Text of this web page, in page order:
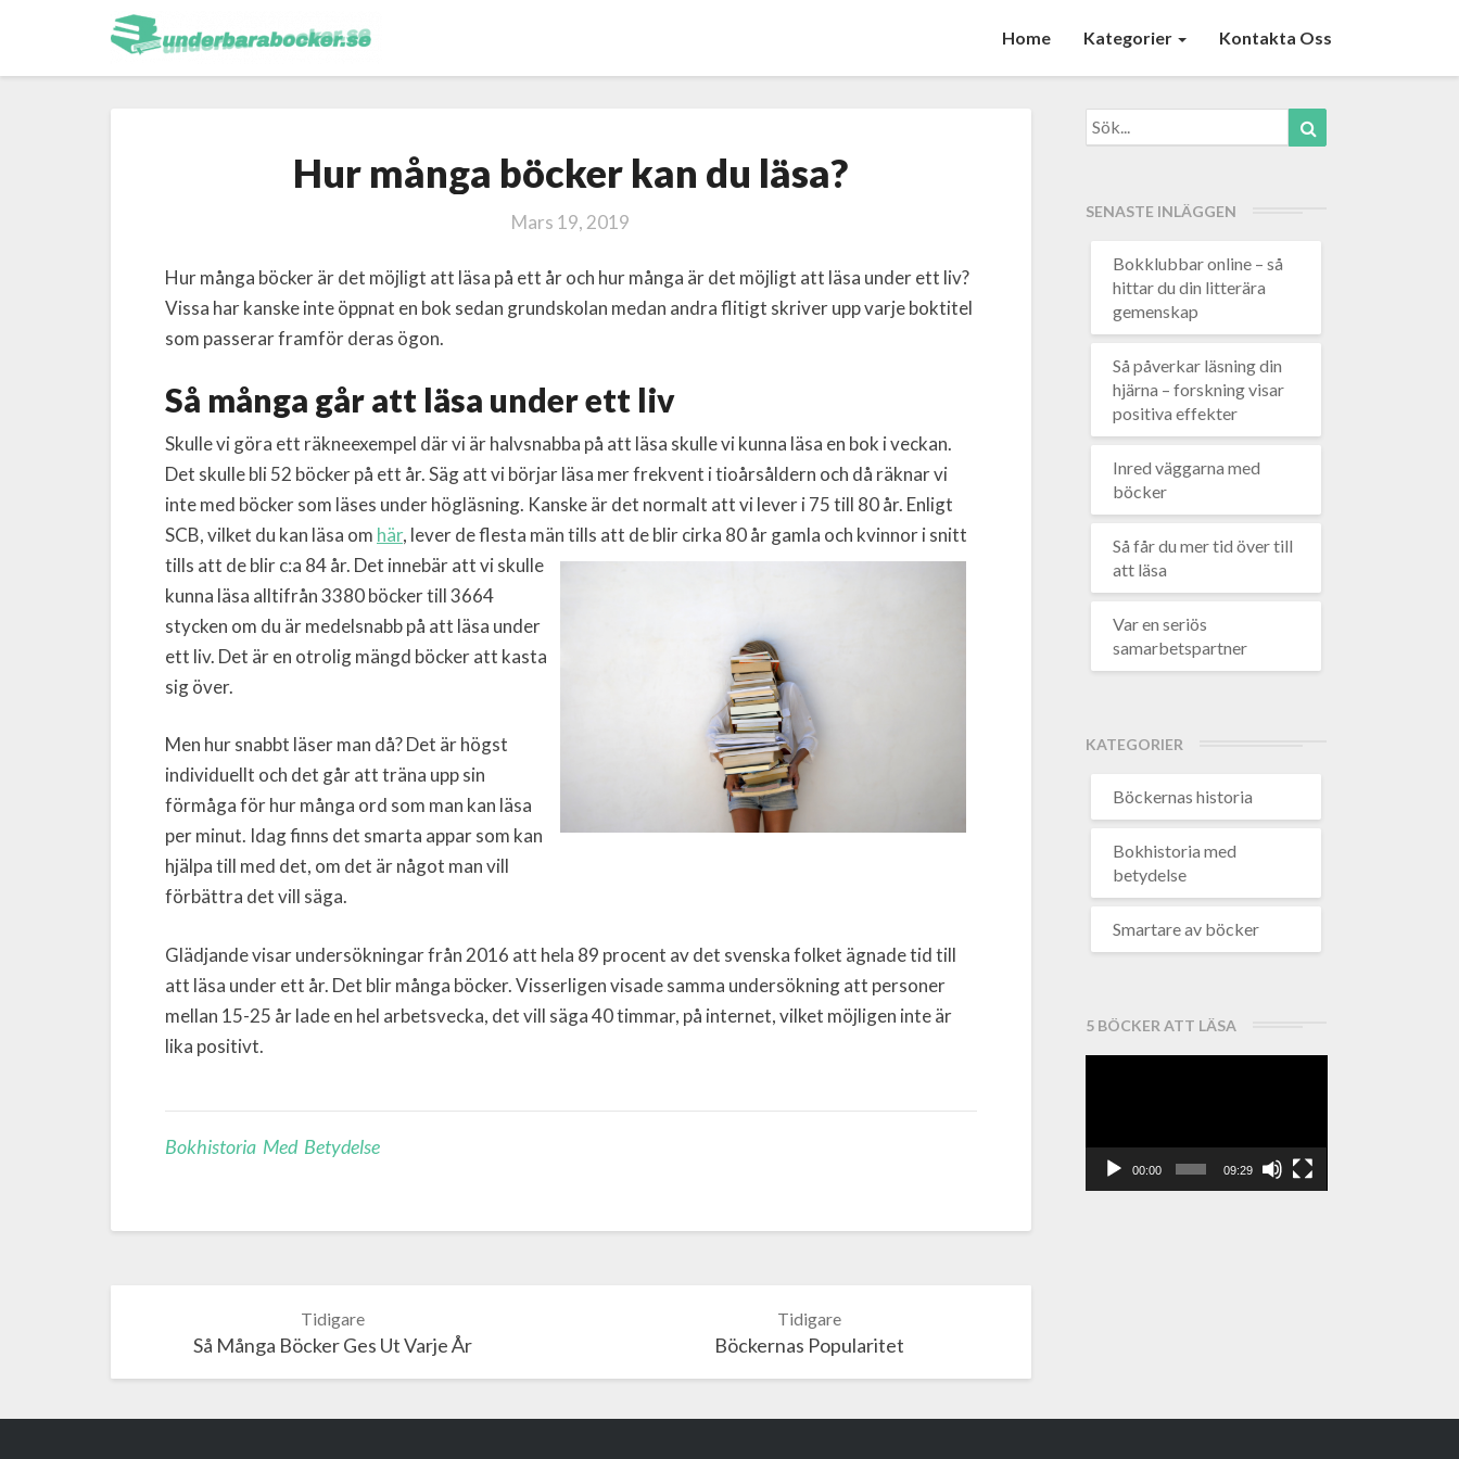
Home Kategorier Kontakta Oss
många
kan
läsa?
Hur många böcker kan du läsa?
Mars 19, 2019
Hur många böcker är det möjligt att läsa på ett år och hur många är det möjligt att läsa under ett liv?
Vissa har kanske inte öppnat en bok sedan grundskolan medan andra flitigt skriver upp varje boktitel
som passerar framför deras ögon.
Så många går att läsa under ett liv
Skulle vi göra ett räkneexempel där vi är halvsnabba på att läsa skulle vi kunna läsa en bok i veckan.
Det skulle bli 52 böcker på ett år. Säg att vi börjar läsa mer frekvent i tioårsåldern och då räknar vi
inte med böcker som läses under högläsning. Kanske är det normalt att vi lever i 75 till 80 år. Enligt
SCB, vilket du kan läsa om här, lever de flesta män tills att de blir cirka 80 år gamla och kvinnor i snitt
tills att de blir c:a 84 år. Det innebär att vi skulle
kunna läsa alltifrån 3380 böcker till 3664
stycken om du är medelsnabb på att läsa under
ett liv. Det är en otrolig mängd böcker att kasta
sig över.
Men hur snabbt läser man då? Det är högst
individuellt och det går att träna upp sin
förmåga för hur många ord som man kan läsa
per minut. Idag finns det smarta appar som kan
hjälpa till med det, om det är något man vill
förbättra det vill säga.
Glädjande visar undersökningar från 2016 att hela 89 procent av det svenska folket ägnade tid till
att läsa under ett år. Det blir många böcker. Visserligen visade samma undersökning att personer
mellan 15-25 år lade en hel arbetsvecka, det vill säga 40 timmar, på internet, vilket möjligen inte är
lika positivt.
Bokhistoria Med Betydelse
navigation
Så Många Böcker Ges Ut Varje År Böckernas Popularitet
Search
for:
SENASTE INLÄGGEN
Bokklubbar online – så
hittar du din litterära
gemenskap
Så påverkar läsning din
hjärna – forskning visar
positiva effekter
Inred väggarna med
böcker
Så får du mer tid över till
att läsa
Var en seriös
samarbetspartner
KATEGORIER
Böckernas historia
Bokhistoria med
betydelse
Smartare av böcker
5 BÖCKER ATT LÄSA
00:00 09:29